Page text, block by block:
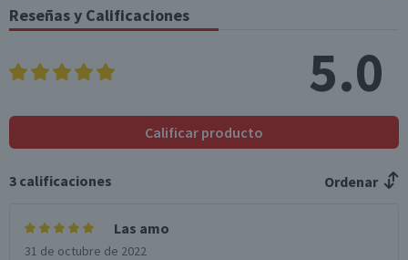
(g)
Fibra (g)
*Ingesta de referencia de un adulto promedio (8400 kj / 2000 kcal)
Reseñas y Calificaciones
5.0
Calificar producto
3 calificaciones Ordenar
Las amo
31 de octubre de 2022